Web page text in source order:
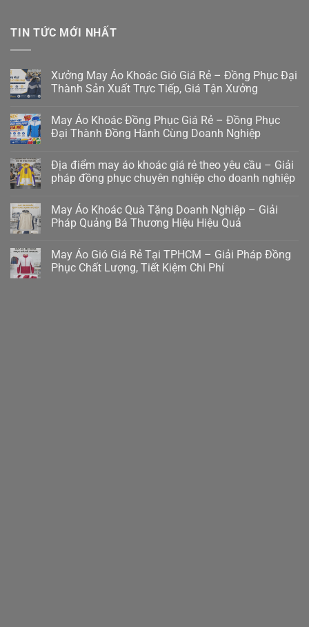
TIN TỨC MỚI NHẤT
Xưởng May Áo Khoác Gió Giá Rẻ – Đồng Phục Đại
Thành Sản Xuất Trực Tiếp, Giá Tận Xưởng
May Áo Khoác Đồng Phục Giá Rẻ – Đồng Phục
Đại Thành Đồng Hành Cùng Doanh Nghiệp
Địa điểm may áo khoác giá rẻ theo yêu cầu – Giải
pháp đồng phục chuyên nghiệp cho doanh nghiệp
May Áo Khoác Quà Tặng Doanh Nghiệp – Giải
Pháp Quảng Bá Thương Hiệu Hiệu Quả
May Áo Gió Giá Rẻ Tại TPHCM – Giải Pháp Đồng
Phục Chất Lượng, Tiết Kiệm Chi Phí